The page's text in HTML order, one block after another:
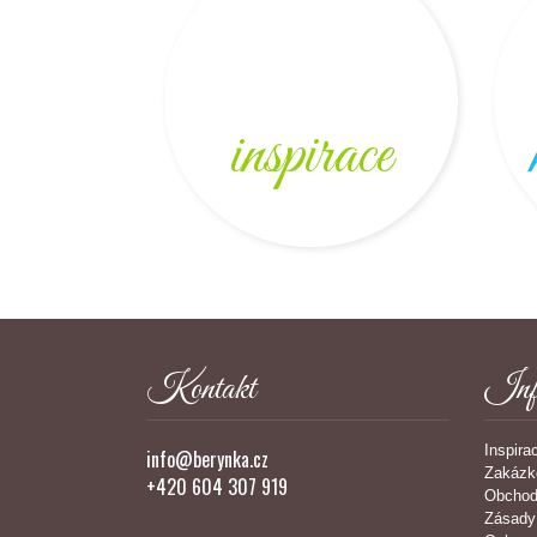
inspirace
Kontakt
info@berynka.cz
+420 604 307 919